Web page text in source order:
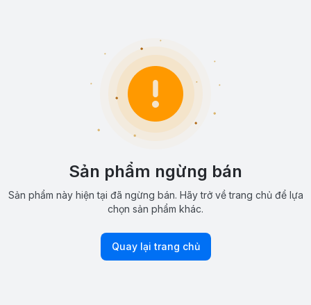
Sản phẩm ngừng bán
Sản phẩm này hiện tại đã ngừng bán. Hãy trở về trang chủ để lựa
chọn sản phẩm khác.
Quay lại trang chủ